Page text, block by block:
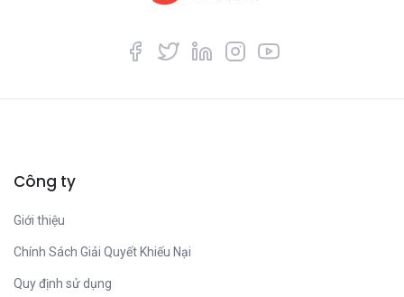
Công ty
Giới thiệu
Chính Sách Giải Quyết Khiếu Nại
Quy định sử dụng